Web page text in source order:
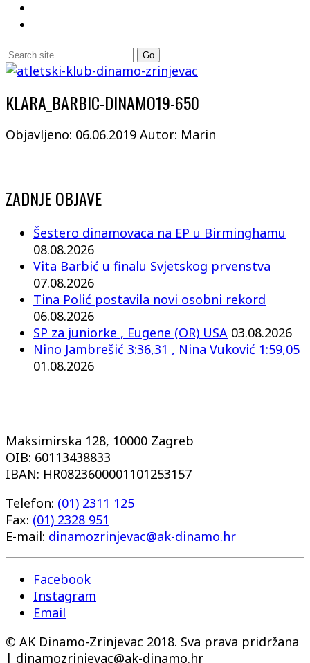
KLARA_BARBIC-DINAMO19-650
Objavljeno: 06.06.2019 Autor: Marin
ZADNJE OBJAVE
Šestero dinamovaca na EP u Birminghamu
08.08.2026
Vita Barbić u finalu Svjetskog prvenstva
07.08.2026
Tina Polić postavila novi osobni rekord
06.08.2026
SP za juniorke , Eugene (OR) USA 03.08.2026
Nino Jambrešić 3:36,31 , Nina Vuković 1:59,05
01.08.2026
Maksimirska 128, 10000 Zagreb
OIB: 60113438833
IBAN: HR0823600001101253157
Telefon: (01) 2311 125
Fax: (01) 2328 951
E-mail: dinamozrinjevac@ak-dinamo.hr
Facebook
Instagram
Email
© AK Dinamo-Zrinjevac 2018. Sva prava pridržana
| dinamozrinjevac@ak-dinamo.hr